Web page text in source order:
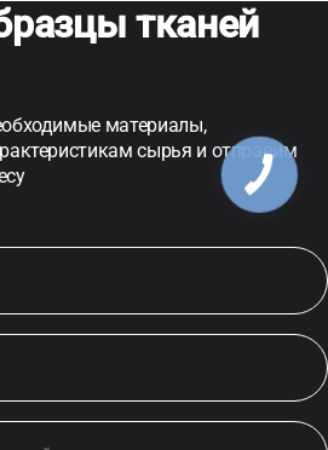
тканей
материалы,
сырья и отправим